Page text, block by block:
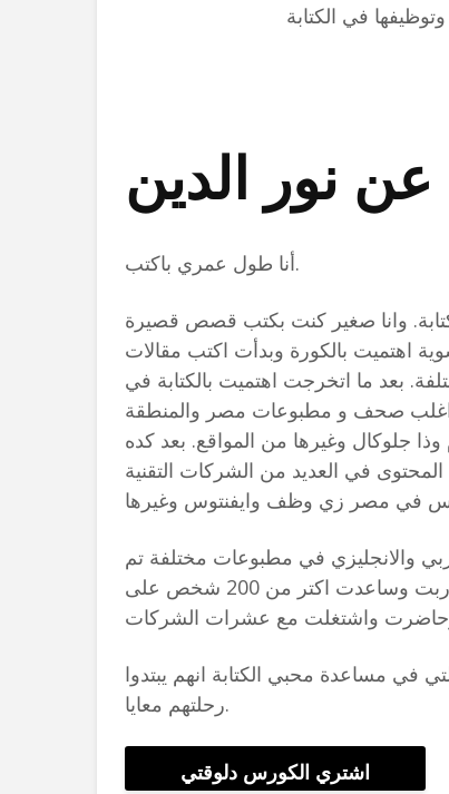
في الكتابة
عن نور الدين
أنا طول عمري باكتب.
وانا صغير كنت بكتب قصص قصيرة
اهتميت بالكورة وبدأت اكتب مقالات
بعد ما اتخرجت اهتميت بالكتابة في
اغلب صحف و مطبوعات مصر والمنطقة
وذا جلوكال وغيرها من المواقع. بعد كده
في العديد من الشركات التقنية
من 300 مقال بالعربي والانجليزي في مطبوعات مختلفة تم
قراءتها اكتر من 3 مليون مرة ودربت وساعدت اكتر من 200 شخص على
في مساعدة محبي الكتابة انهم يبتدوا
رحلتهم معايا.
اشتري الكورس دلوقتي